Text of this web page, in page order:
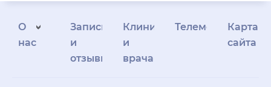
О
нас
Запись
и
отзывы
Клиникам
и
врачам
Телемедицина
Карта
сайта